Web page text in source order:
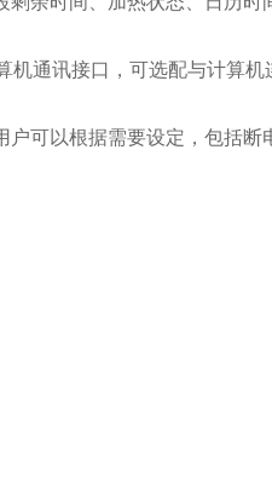
机通讯接口，可选配与计算
可以根据需要设定，包括断